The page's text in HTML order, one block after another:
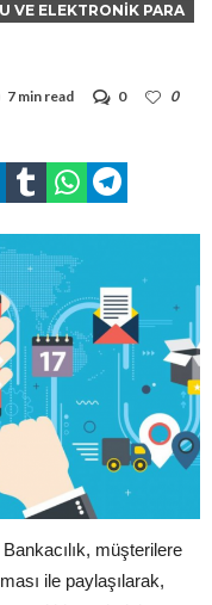
VE ELEKTRONIK PARA
7 min read 0
0
müşterilere
ile paylaşılarak,